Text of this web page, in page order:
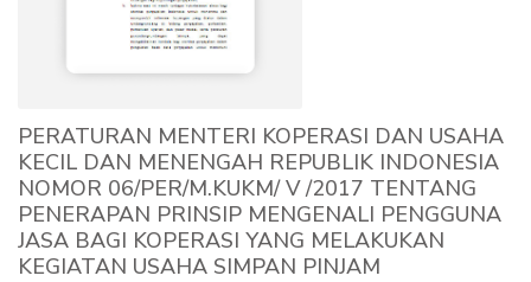
PERATURAN MENTERI KOPERASI DAN USAHA
KECIL DAN MENENGAH REPUBLIK INDONESIA
NOMOR 06/PER/M.KUKM/ V /2017 TENTANG
PENERAPAN PRINSIP MENGENALI PENGGUNA
JASA BAGI KOPERASI YANG MELAKUKAN
KEGIATAN USAHA SIMPAN PINJAM